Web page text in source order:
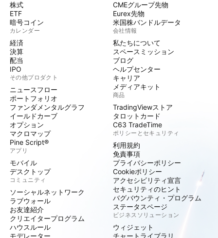
株式
ETF
暗号コイン
カレンダー
経済
決算
配当
IPO
その他プロダクト
ニュースフロー
ポートフォリオ
ファンダメンタルグラフ
イールドカーブ
オプション
マクロマップ
Pine Script®
アプリ
モバイル
デスクトップ
コミュニティ
ソーシャルネットワーク
ラブウォール
お友達紹介
クリエイタープログラム
ハウスルール
モデレーター
CMEグループ先物
Eurex先物
米国株バンドルデータ
会社情報
私たちについて
スペースミッション
ブログ
ヘルプセンター
キャリア
メディアキット
商品
TradingViewストア
タロットカード
C63 TradeTime
ポリシーとセキュリティ
利用規約
免責事項
プライバシーポリシー
Cookieポリシー
アクセシビリティ宣言
セキュリティのヒント
バグバウンティ・プログラム
ステータスページ
ビジネスソリューション
ウィジェット
チャートライブラリ